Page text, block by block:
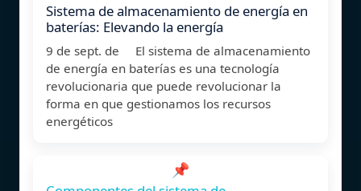
Sistema de almacenamiento de energía en
baterías: Elevando la energía
9 de sept. de El sistema de almacenamiento
de energía en baterías es una tecnología
revolucionaria que puede revolucionar la
forma en que gestionamos los recursos
energéticos
📌